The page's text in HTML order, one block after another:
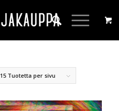
15 Tuotetta per sivu